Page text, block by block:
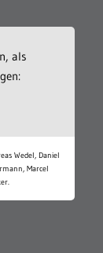
als
Wedel, Daniel
Marcel